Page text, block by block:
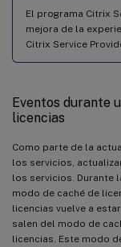
El programa Citrix
mejora de la
Citrix Service
Eventos durante
licencias
Como parte de la
los servicios,
los servicios. Durante
modo de caché de
licencias vuelve a
salen del modo de
licencias. Este modo